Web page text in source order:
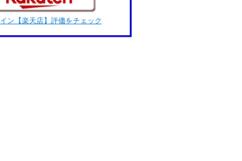
ン【楽天店】評価をチェック